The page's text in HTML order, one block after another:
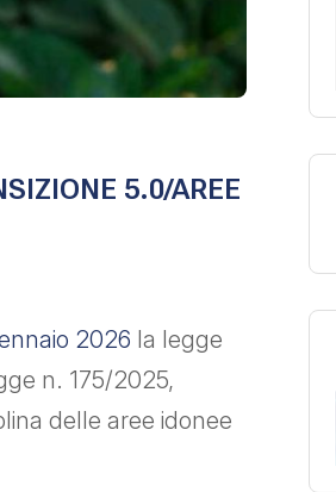
5.0/AREE
2026 la legge
n. 175/2025,
delle aree idonee